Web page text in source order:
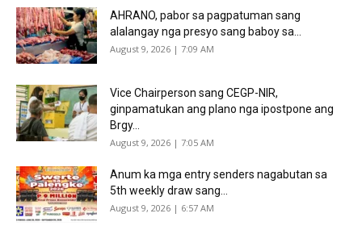
AHRANO, pabor sa pagpatuman sang
alalangay nga presyo sang baboy sa...
August 9, 2026 | 7:09 AM
Vice Chairperson sang CEGP-NIR,
ginpamatukan ang plano nga ipostpone ang
Brgy...
August 9, 2026 | 7:05 AM
Anum ka mga entry senders nagabutan sa
5th weekly draw sang...
August 9, 2026 | 6:57 AM